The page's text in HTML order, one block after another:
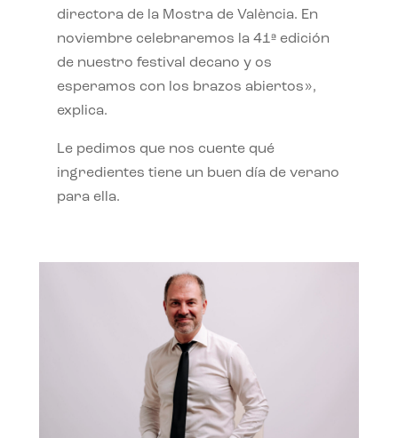
directora de la Mostra de València. En
noviembre celebraremos la 41ª edición
de nuestro festival decano y os
esperamos con los brazos abiertos»,
explica.
Le pedimos que nos cuente qué
ingredientes tiene un buen día de verano
para ella.